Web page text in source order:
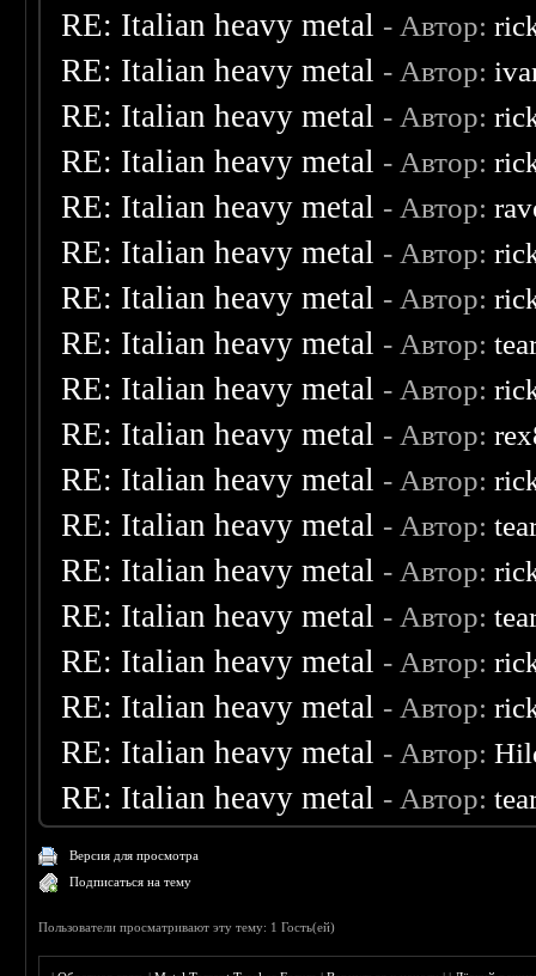
RE: Italian heavy metal - Автор:
RE: Italian heavy metal - Автор:
RE: Italian heavy metal - Автор:
RE: Italian heavy metal - Автор:
RE: Italian heavy metal - Автор:
RE: Italian heavy metal - Автор:
RE: Italian heavy metal - Автор:
RE: Italian heavy metal - Автор:
RE: Italian heavy metal - Автор:
RE: Italian heavy metal - Автор:
RE: Italian heavy metal - Автор:
RE: Italian heavy metal - Автор:
RE: Italian heavy metal - Автор:
RE: Italian heavy metal - Автор:
RE: Italian heavy metal - Автор:
RE: Italian heavy metal - Автор:
RE: Italian heavy metal - Автор:
RE: Italian heavy metal - Автор:
Версия для просмотра
Подписаться на тему
Пользователи просматривают эту тему: 1 Гость(ей)